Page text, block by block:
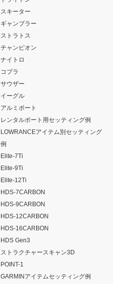
スキーター
ギャンブラー
ストラトス
チャンピオン
ナイトロ
コブラ
サウザー
イーグル
アルミボート
レンタルボート用セッティング例
LOWRANCEアイテム別セッティング
例
Elite-7Ti
Elite-9Ti
Elite-12Ti
HDS-7CARBON
HDS-9CARBON
HDS-12CARBON
HDS-16CARBON
HDS Gen3
ストラクチャースキャン3D
POINT-1
GARMINアイテムセッティング例